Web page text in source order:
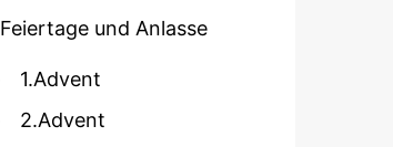
Feiertage und Anlasse
1.Advent
2.Advent